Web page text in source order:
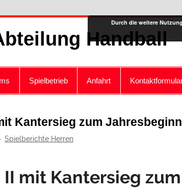
Handball
Spielbetrieb Anfahrt
Kantersieg zum Jahresbeginn
Spielberichte Herren
II mit Kantersieg
Durch die weitere